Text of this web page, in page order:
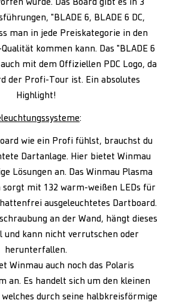
wurde. Das Board gibt es in 3
"BLADE 6, BLADE 6 DC,
man in jede Preiskategorie in den
kommen kann. Das "BLADE 6
mit dem Offiziellen PDC Logo, da
der Profi-Tour ist. Ein absolutes
Highlight!
:
wie ein Profi fühlst, brauchst du
Dartanlage. Hier bietet Winmau
Lösungen an. Das Winmau Plasma
sorgt mit 132 warm-weißen LEDs für
ausgeleuchtetes Dartboard.
an der Wand, hängt dieses
und kann nicht verrutschen oder
herunterfallen.
Winmau auch noch das Polaris
an. Es handelt sich um den kleinen
welches durch seine halbkreisförmige